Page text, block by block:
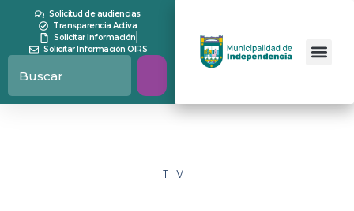
Solicitud de audiencias
Transparencia Activa
Solicitar Información
Solicitar Información OIRS
TV